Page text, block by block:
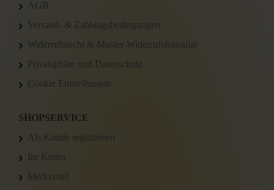
AGB
Versand- & Zahlungsbedingungen
Widerrufsrecht & Muster-Widerrufsformular
Privatsphäre und Datenschutz
Cookie Einstellungen
SHOPSERVICE
Als Kunde registrieren
Ihr Konto
Merkzettel